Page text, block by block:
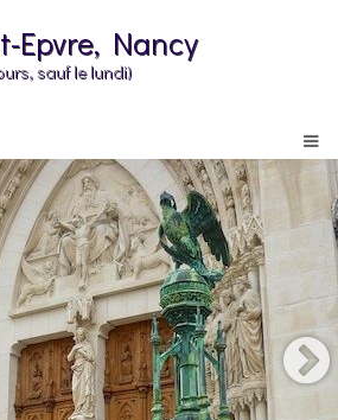
Epvre, Nancy
sauf le lundi)